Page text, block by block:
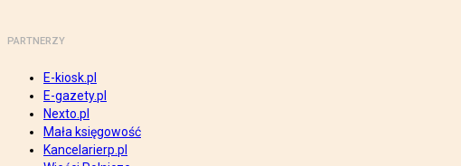
PARTNERZY
E-kiosk.pl
E-gazety.pl
Nexto.pl
Mała księgowość
Kancelarierp.pl